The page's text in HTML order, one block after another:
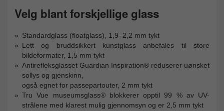
Velg blant forskjellige glass
Standardglass (floatglass), 1,9–2,2 mm tykt
Lett og bruddsikkert kunstglass anbefales til store
bildeformater, 1,5 mm tykt
Antirefleksglasset Guardian Inspiration® reduserer uønsket
sollys og gjenskinn,
også egnet for passepartouter, 2 mm tykt
Tru Vue museumsglass® blokkerer opptil 99 % av UV-
strålene med klarest mulig gjennomsyn og er 2,5 mm tykt